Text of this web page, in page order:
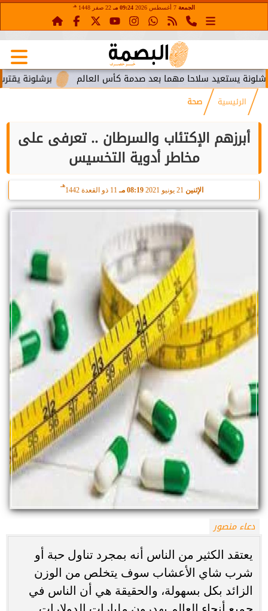
الجمعة 09:24 مـ 22 صفر 1448 هـ
برشلونة يقترب من سلاحا مهما بعد صدمة كأس العالم
الرئيسية صحة
أبرزهم الإكتئاب والسرطان .. تعرفى على
مخاطر أدوية التخسيس
الإثنين 08:19 مـ 11 ذو القعدة 1442
هـ
دعاء منصور
يعتقد الكثير من الناس أنه بمجرد تناول حبة أو
شرب شاي الأعشاب سوف يتخلص من الوزن
الزائد بكل بسهولة، والحقيقة هي أن الناس في